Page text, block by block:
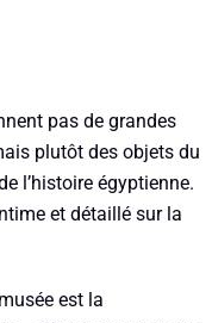
pas de grandes
plutôt des objets du
l’histoire égyptienne.
et détaillé sur la
est la